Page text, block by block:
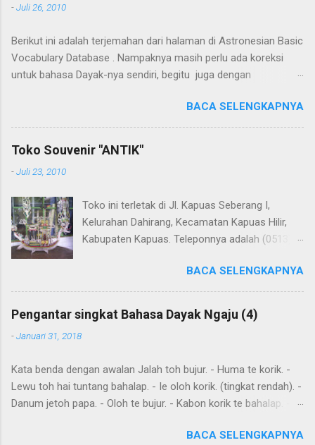
-Juli 26, 2010
Berikut ini adalah terjemahan dari halaman di Astronesian Basic
Vocabulary Database . Nampaknya masih perlu ada koreksi
untuk bahasa Dayak-nya sendiri, begitu juga dengan
Translate . Koreksi bahasa dibantu oleh Dra. Hernawaty, M.Kes.
Untuk koreksi dari halaman ini dapat diberikan pada komentar.
Upaya penerjemahan Kamus Bahasa Dayak - Jerman sedang
Indonesia .
BACA SELENGKAPNYA
Toko Souvenir "ANTIK"
-Juli 23, 2010
Toko ini terletak di Jl. Kapuas Seberang I,
Kelurahan Dahirang, Kecamatan Kapuas Hilir,
Kabupaten Kapuas. Teleponnya adalah (0513)
Kapuas seperti perahu naga yang terbuat dari
getah nyatu (sebagaimana tampak dalam
gambar berikut ini): Perahu naga dari getah
nyatu
BACA SELENGKAPNYA
Pengantar singkat Bahasa Dayak Ngaju (4)
-Januari 31, 2018
Kata benda dengan awalan Jalah toh bujur. - Huma te korik. -
Lewu toh hai tuntang bahalap. - Ie oloh korik. (tingkat rendah). -
Danum jetoh papa. - Oloh te bujur. - Kabon korik te bahalap. -
yang dibentuk dari kata sehari-hari Ingat: Kalimat biasanya
BACA SELENGKAPNYA